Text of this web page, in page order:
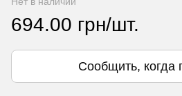
694.00 грн/шт.
Сообщить, когда